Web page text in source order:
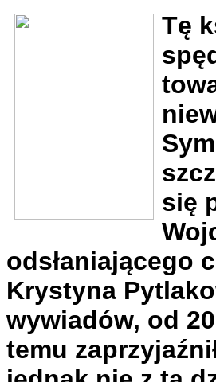
Tę
się
odsłaniającego
Krystyna
wywiadów, od
temu